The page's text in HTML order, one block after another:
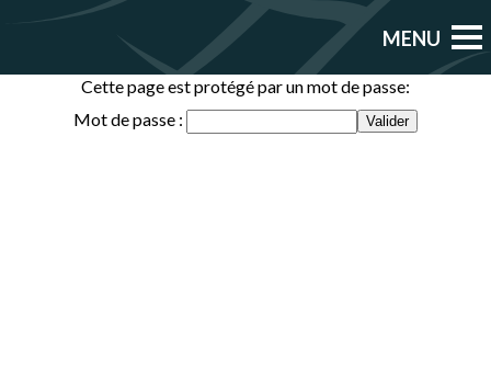
Cette page est protégé par un mot de passe:
Mot de passe :
Valider